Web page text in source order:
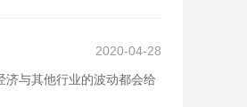
2020-04-28
与其他行业的波动都会给